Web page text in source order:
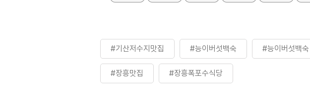
#기산저수지맛집 #능이버섯백숙 #능이버섯백숙
#장흥맛집 #장흥폭포수식당